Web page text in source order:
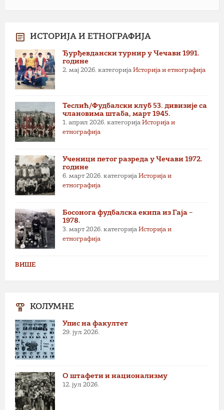
ИСТОРИЈА И ЕТНОГРАФИЈА
Ђурђевдански турнир у Чечави 1991.
године
2. мај 2026. категорија Историја и етнографија
Теслић/Фудбалски клуб 53. дивизије са
члановима штаба, март 1945.
1. април 2026. категорија Историја и
етнографија
Ученици петог разреда у Чечави 1972.
године
6. март 2026. категорија Историја и
етнографија
Босонога фудбалска екипа из Гаја –
1978.
3. март 2026. категорија Историја и
етнографија
ВИШЕ
КОЛУМНЕ
Упис на факултет
29. јул 2026.
О штафети и национализму
12. јул 2026.